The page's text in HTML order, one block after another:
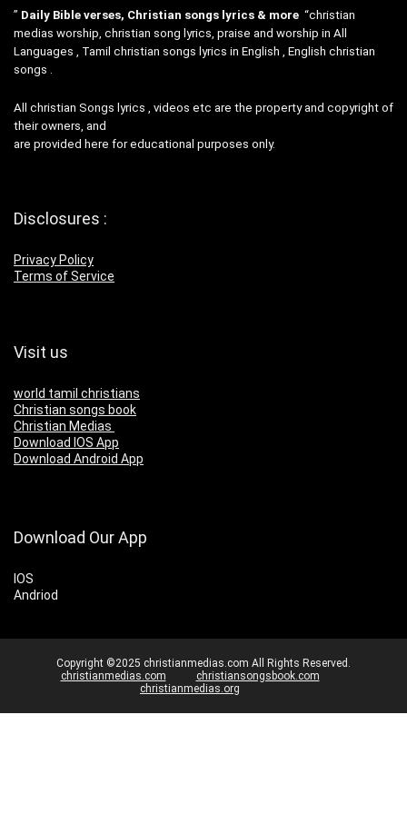
” Daily Bible verses, Christian songs lyrics & more “christian
medias worship, christian song lyrics, praise and worship in All
Languages , Tamil christian songs lyrics in English , English christian
songs .
All christian Songs lyrics , videos etc are the property and copyright of
their owners, and
are provided here for educational purposes only.
Disclosures :
Privacy Policy
Terms of Service
Visit us
world tamil christians
Christian songs book
Christian Medias
Download IOS App
Download Android App
Download Our App
IOS
Andriod
Copyright ©2025 christianmedias.com All Rights Reserved.
christianmedias.com
christiansongsbook.com
christianmedias.org